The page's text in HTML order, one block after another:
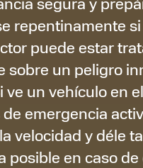
repentinamente
puede estar
sobre un peligro
ve un vehículo en
de emergencia
velocidad y déle
posible en caso